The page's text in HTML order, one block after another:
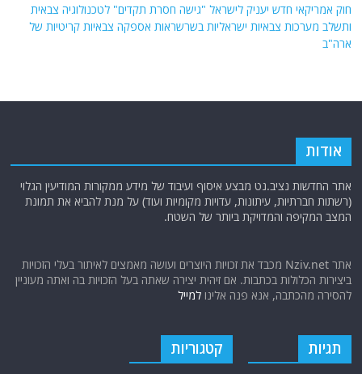
חוק אמריקאי חדש יעניק לישראל "גישה חסרת תקדים" לטכנולוגיה צבאית
ותשלב מערכות צבאיות ישראליות בשרשראות אספקה ​​צבאיות קריטיות של
ארה"ב
אודות
אתר החדשות נציב.נט מבצע איסוף ועיבוד של מידע ממקורות המודיעין הגלוי
(רשתות חברתיות, עיתונות, עדויות מקומיות ועוד) על מנת להביא את תמונת
המצב המקיפה והמדויקת ביותר של השטח.
אתר Nziv.net מכבד את זכויות היוצרים ועושה מאמצים לאיתור בעלי הזכויות
ביצירות הכלולות בכתבות. אם זיהית יצירה שאתה בעל הזכויות בה ואתה מעוניין
להסירה מהכתבה, אנא פנה אלינולמייל
תגיות קטגוריות